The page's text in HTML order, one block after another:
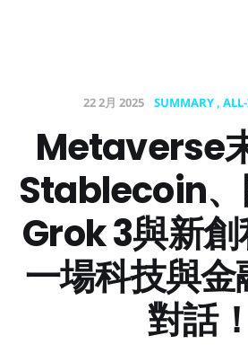
22 2月 2025 SUMMARY
Metaverse
Stablecoin、
Grok 3與新創
一場科技與
對話！